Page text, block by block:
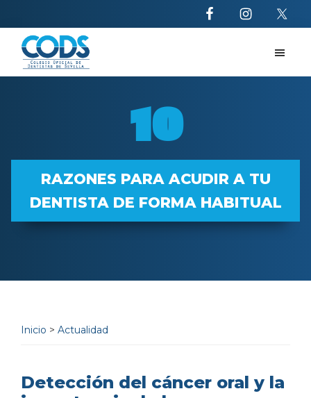
al
contenido
principal
al
páginaCODS
10
10
RAZONES PARA ACUDIR A TU
DENTISTA DE FORMA HABITUAL
Inicio > Actualidad
Detección del cáncer oral y la